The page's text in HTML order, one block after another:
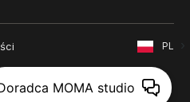
prawem autorskim i
PL
MOMA studio